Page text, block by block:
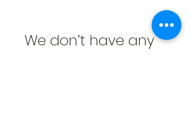
We don’t have any